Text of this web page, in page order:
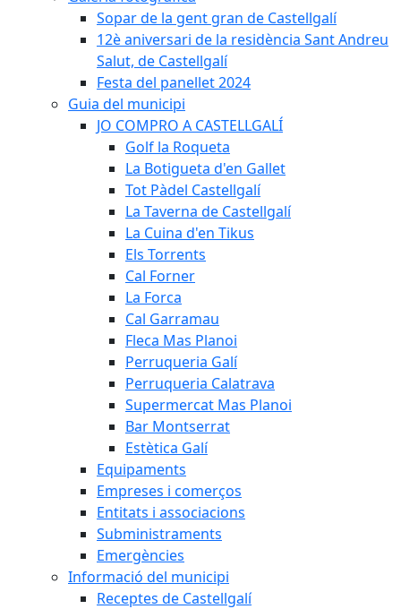
Sopar de la gent gran de Castellgalí
12è aniversari de la residència Sant Andreu
Salut, de Castellgalí
Festa del panellet 2024
Guia del municipi
JO COMPRO A CASTELLGALÍ
Golf la Roqueta
La Botigueta d'en Gallet
Tot Pàdel Castellgalí
La Taverna de Castellgalí
La Cuina d'en Tikus
Els Torrents
Cal Forner
La Forca
Cal Garramau
Fleca Mas Planoi
Perruqueria Galí
Perruqueria Calatrava
Supermercat Mas Planoi
Bar Montserrat
Estètica Galí
Equipaments
Empreses i comerços
Entitats i associacions
Subministraments
Emergències
Informació del municipi
Receptes de Castellgalí